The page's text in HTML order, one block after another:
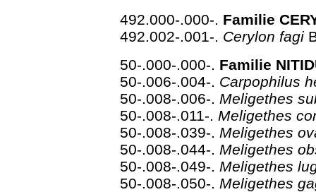
492.000-.000-. Familie
492.002-.001-. Cerylon fagi
50-.000-.000-. Familie
50-.006-.004-. Carpophilus
50-.008-.006-. Meligethes
50-.008-.011-. Meligethes
50-.008-.039-. Meligethes
50-.008-.044-. Meligethes
50-.008-.049-. Meligethes
50-.008-.050-. Meligethes